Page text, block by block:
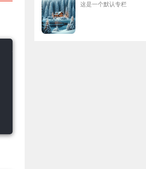
这是一个默认专栏